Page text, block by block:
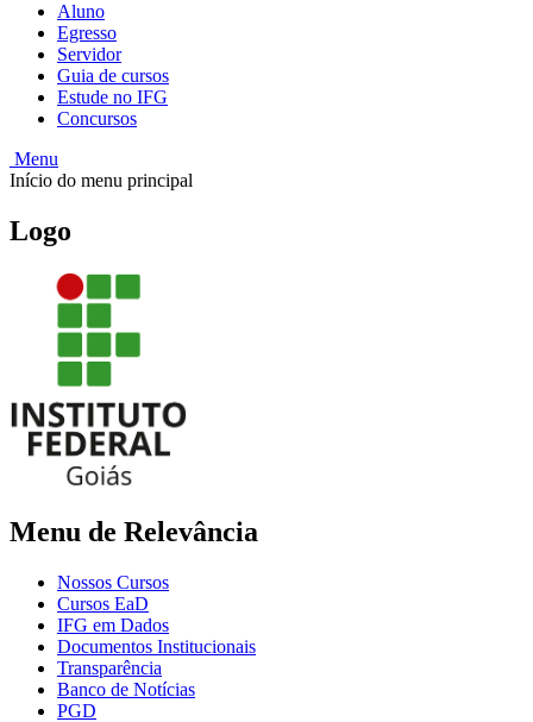
Aluno
Egresso
Servidor
Guia de cursos
Estude no IFG
Concursos
Menu
Início do menu principal
Logo
Menu de Relevância
Nossos Cursos
Cursos EaD
IFG em Dados
Documentos Institucionais
Transparência
Banco de Notícias
PGD